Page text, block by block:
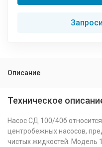
Описание
Техническое
Насос СД 100/40б
центробежных насосов,
чистых жидкостей. Модель